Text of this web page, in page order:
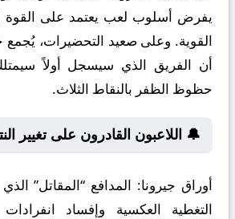
يفرض أسلوب لعب يعتمد على القوة
القوية. وعلى صعيد التحضيرات، يُجمع
حظوظ الظفر بالنقاط الثلاث.
🔔 اللاعبون القادرون على تغيير
أوراق جيرونا: المدافع “المقاتل”
التغطية العكسية وإفساد